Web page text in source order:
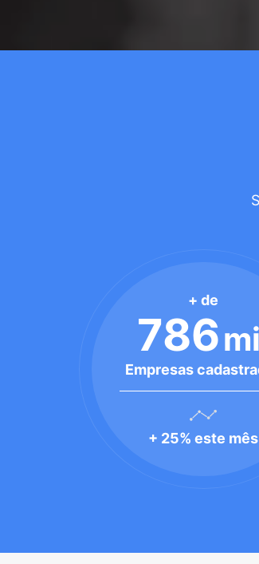
+ de
786
Empresas
+ 25% este mês